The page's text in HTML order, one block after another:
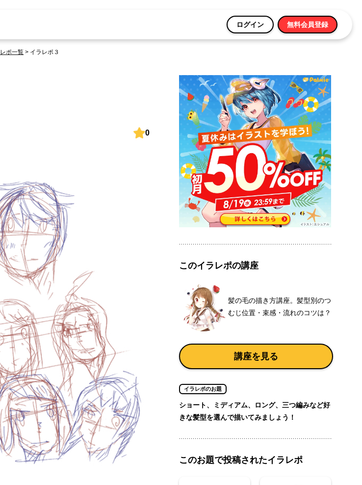
ログイン 無料会員登録
ポ一覧 > イラレポ３
0
このイラレポの講座
髪の毛の描き方講座。髪型別のつ
むじ位置・束感・流れのコツは？
講座を見る
イラレポのお題
ショート、ミディアム、ロング、三つ編みなど好
きな髪型を選んで描いてみましょう！
このお題で投稿されたイラレポ